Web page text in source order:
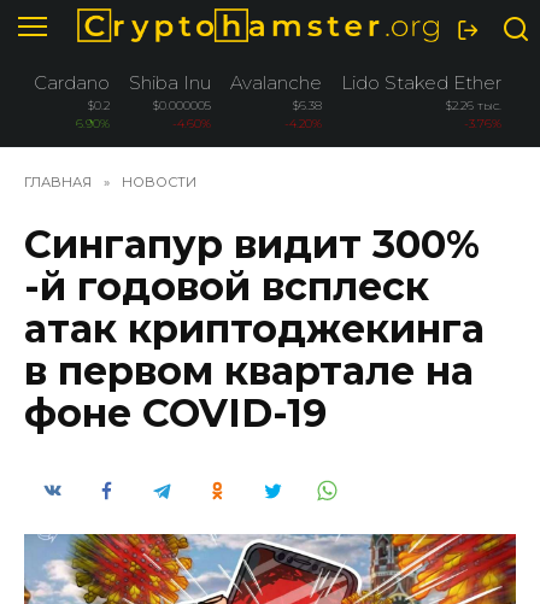
Перейти
содержанию
Cardano
$0.2
6.90%
Shiba Inu
$0.000005
-4.60%
Avalanche
$6.38
-4.20%
Lido Staked Ether
$2.26 тыс.
-3.76%
ГЛАВНАЯ » НОВОСТИ
Сингапур видит 300%
-й годовой всплеск
атак криптоджекинга
в первом квартале на
фоне COVID-19